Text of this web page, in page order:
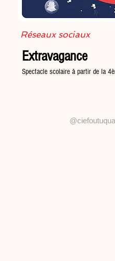
Réseaux sociaux
Extravagance
Spectacle scolaire à partir de la